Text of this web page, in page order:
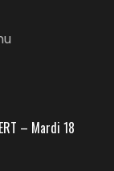
– Mardi 18